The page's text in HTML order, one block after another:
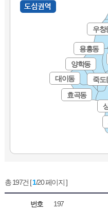
우창
용흥동
양학동
대이동
죽도
효곡동
총 197건 [1/20 페이지 ]
번호
197